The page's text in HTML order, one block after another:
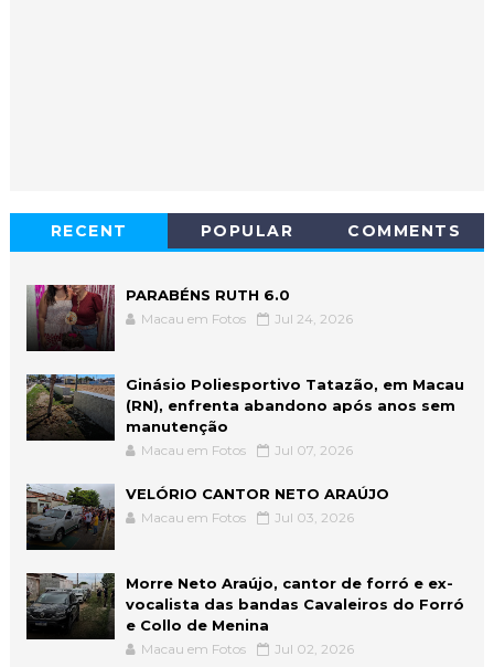
RECENT POPULAR COMMENTS
PARABÉNS RUTH 6.0
Macau em Fotos Jul 24, 2026
Ginásio Poliesportivo Tatazão, em Macau
(RN), enfrenta abandono após anos sem
manutenção
Macau em Fotos Jul 07, 2026
VELÓRIO CANTOR NETO ARAÚJO
Macau em Fotos Jul 03, 2026
Morre Neto Araújo, cantor de forró e ex-
vocalista das bandas Cavaleiros do Forró
e Collo de Menina
Macau em Fotos Jul 02, 2026